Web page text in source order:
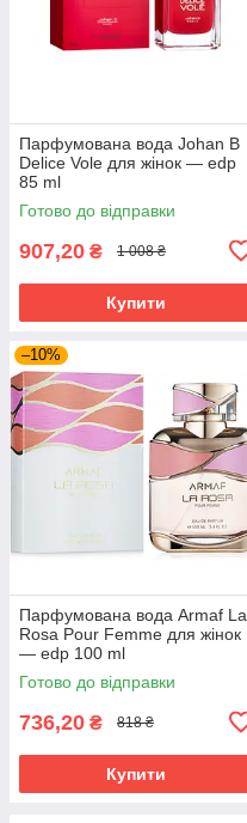
Парфумована вода Johan B
Delice Vole для жінок — edp
85 ml
Готово до відправки
907,20 ₴ 1 008 ₴
Купити
–10%
Парфумована вода Armaf La
Rosa Pour Femme для жінок
— edp 100 ml
Готово до відправки
736,20 ₴ 818 ₴
Купити